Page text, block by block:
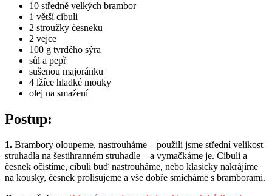
10 středně velkých brambor
1 větší cibuli
2 stroužky česneku
2 vejce
100 g tvrdého sýra
sůl a pepř
sušenou majoránku
4 lžíce hladké mouky
olej na smažení
Postup:
1. Brambory oloupeme, nastrouháme – použili jsme střední velikost
struhadla na šestihranném struhadle – a vymačkáme je. Cibuli a
česnek očistíme, cibuli buď nastrouháme, nebo klasicky nakrájíme
na kousky, česnek prolisujeme a vše dobře smícháme s bramborami.